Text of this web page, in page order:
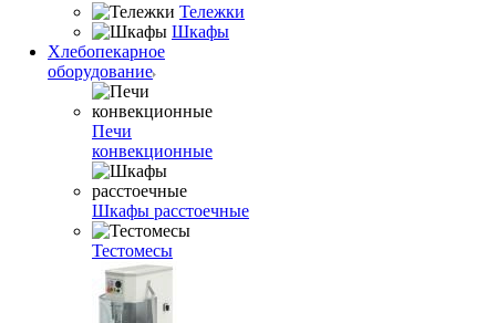
Тележки
Шкафы
Хлебопекарное
оборудование
Печи
конвекционные
Шкафы расстоечные
Тестомесы